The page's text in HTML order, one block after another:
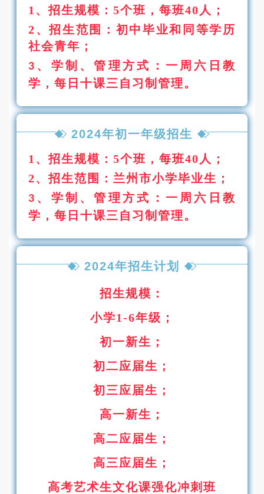
1、招生规模：5个班，每班40人；
2、招生范围： 初中毕业和同等学历
社会青年；
3 、学制、管理方式： 一周六日教
学，每日十课三自习制管理。
2024年初一年级招生
1、招生规模：5个班，每班40人；
2、招生范围：兰州市小学毕业生；
3 、学制、管理方式：一周六日教
学，每日十课三自习制管理。
2024年招生计划
招生规模：
小学1-6年级；
初一新生；
初二应届生；
初三应届生；
高一新生；
高二应届生；
高三应届生；
高考艺术生文化课强化冲刺班